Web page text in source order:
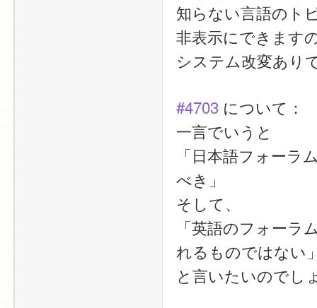
知らない言語のト
非表示にできます
システム改変あり
#4703 について：
一言でいうと
「日本語フォー
べき」
そして、
「英語のフォー
れるものではない
と言いたいのでし